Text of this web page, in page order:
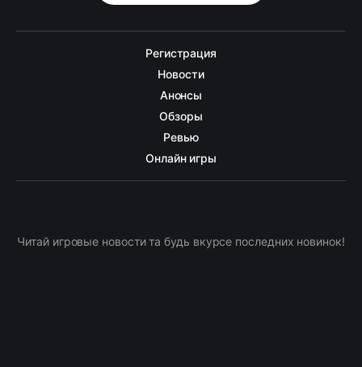
Регистрация
Новости
Анонсы
Обзоры
Ревью
Онлайн игры
Читай игровые новости та будь вкурсе последних новинок!